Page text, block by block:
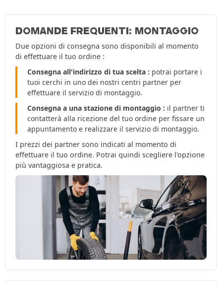
DOMANDE FREQUENTI: MONTAGGIO
Due opzioni di consegna sono disponibili al momento
di effettuare il tuo ordine :
Consegna all'indirizzo di tua scelta : potrai portare i
tuoi cerchi in uno dei nostri centri partner per
effettuare il servizio di montaggio.
Consegna a una stazione di montaggio : il partner ti
contatterà alla ricezione del tuo ordine per fissare un
appuntamento e realizzare il servizio di montaggio.
I prezzi dei partner sono indicati al momento di
effettuare il tuo ordine. Potrai quindi scegliere l'opzione
più vantaggiosa e pratica.